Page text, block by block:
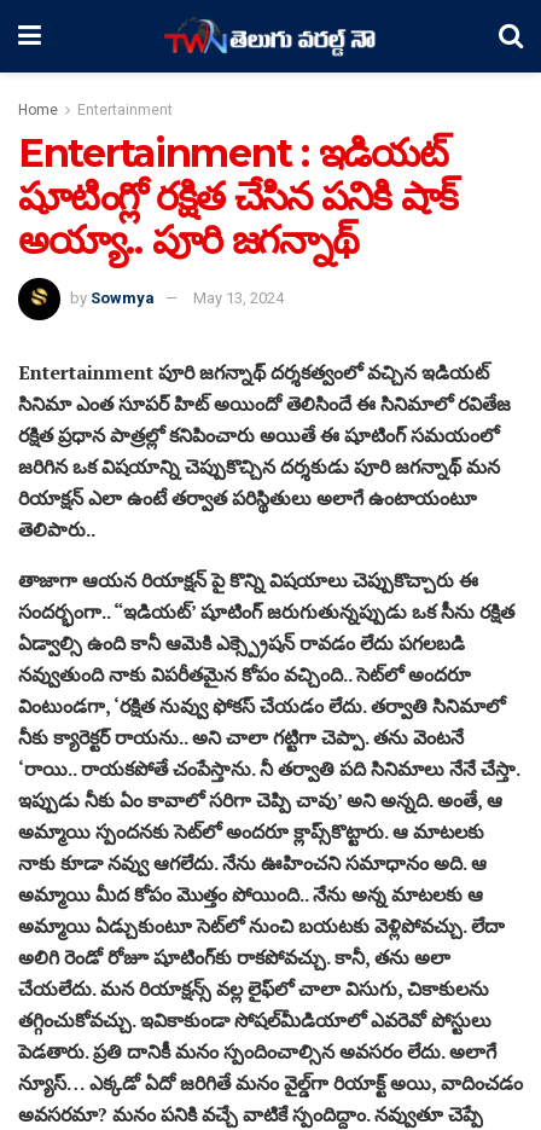
Home Entertainment
Entertainment : ఇడియట్
షూటింగ్లో రక్షిత చేసిన పనికి షాక్
అయ్యా.. పూరి జగన్నాథ్
by Sowmya May 13, 2024
Entertainment పూరి జగన్నాథ్ దర్శకత్వంలో వచ్చిన ఇడియట్
సినిమా ఎంత సూపర్ హిట్ అయిందో తెలిసిందే ఈ సినిమాలో రవితేజ
రక్షిత ప్రధాన పాత్రల్లో కనిపించారు అయితే ఈ షూటింగ్ సమయంలో
జరిగిన ఒక విషయాన్ని చెప్పుకొచ్చిన దర్శకుడు పూరి జగన్నాథ్ మన
రియాక్షన్ ఎలా ఉంటే తర్వాత పరిస్థితులు అలాగే ఉంటాయంటూ
తెలిపారు..
తాజాగా ఆయన రియాక్షన్ పై కొన్ని విషయాలు చెప్పుకొచ్చారు ఈ
సందర్భంగా.. “ఇడియట్‌’ షూటింగ్‌ జరుగుతున్నప్పుడు ఒక సీను రక్షిత
ఏడ్వాల్సి ఉంది కానీ ఆమెకి ఎక్స్ప్రెషన్ రావడం లేదు పగలబడి
నవ్వుతుంది నాకు విపరీతమైన కోపం వచ్చింది.. సెట్‌లో అందరూ
వింటుండగా, ‘రక్షిత నువ్వు ఫోకస్‌ చేయడం లేదు. తర్వాతి సినిమాలో
నీకు క్యారెక్టర్‌ రాయను.. అని చాలా గట్టిగా చెప్పా. తను వెంటనే
‘రాయి.. రాయకపోతే చంపేస్తాను. నీ తర్వాతి పది సినిమాలు నేనే చేస్తా.
ఇప్పుడు నీకు ఏం కావాలో సరిగా చెప్పి చావు’ అని అన్నది. అంతే, ఆ
అమ్మాయి స్పందనకు సెట్‌లో అందరూ క్లాప్స్‌కొట్టారు. ఆ మాటలకు
నాకు కూడా నవ్వు ఆగలేదు. నేను ఊహించని సమాధానం అది. ఆ
అమ్మాయి మీద కోపం మొత్తం పోయింది.. నేను అన్న మాటలకు ఆ
అమ్మాయి ఏడ్చుకుంటూ సెట్‌లో నుంచి బయటకు వెళ్లిపోవచ్చు. లేదా
అలిగి రెండో రోజూ షూటింగ్‌కు రాకపోవచ్చు. కానీ, తను అలా
చేయలేదు. మన రియాక్షన్స్‌ వల్ల లైఫ్‌లో చాలా విసుగు, చికాకులను
తగ్గించుకోవచ్చు. ఇవికాకుండా సోషల్‌మీడియాలో ఎవరెవో పోస్టులు
పెడతారు. ప్రతి దానికీ మనం స్పందించాల్సిన అవసరం లేదు. అలాగే
న్యూస్‌… ఎక్కడో ఏదో జరిగితే మనం వైల్డ్‌గా రియాక్ట్‌ అయి, వాదించడం
అవసరమా? మనం పనికి వచ్చే వాటికే స్పందిద్దాం. నవ్వుతూ చెప్పే